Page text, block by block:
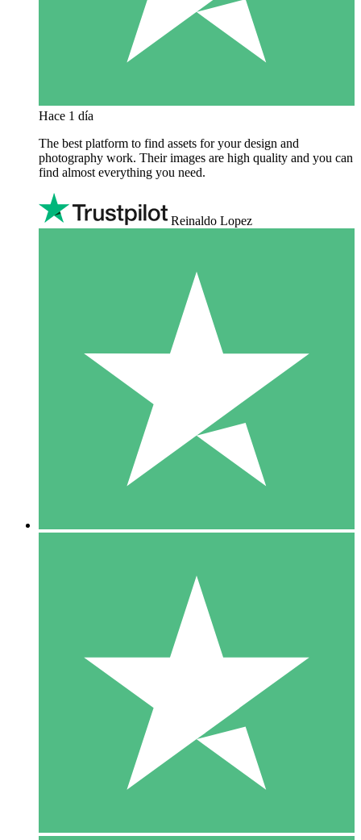
Hace 1 día
The best platform to find assets for your design and
photography work. Their images are high quality and you can
find almost everything you need.
Reinaldo Lopez